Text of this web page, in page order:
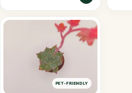
PET-FRIENDLY